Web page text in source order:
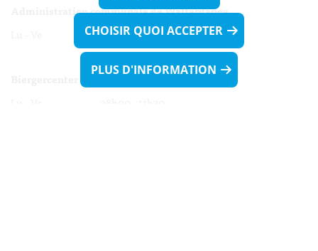
Administration communale de Walferdange
Lu - Ve 08h00 - 11h30
13h30 - 16h00
CHOISIR QUOI ACCEPTER
PLUS D'INFORMATION